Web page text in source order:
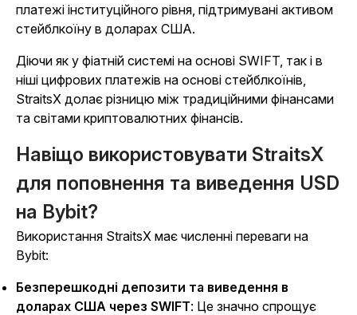
платежі інституційного рівня, підтримувані активом
стейблкоїну в доларах США.
Діючи як у фіатній системі на основі SWIFT, так і в
ніші цифрових платежів на основі стейблкоїнів,
StraitsX долає різницю між традиційними фінансами
та світами криптовалютних фінансів.
Навіщо використовувати StraitsX
для поповнення та виведення USD
на Bybit?
Використання StraitsX має численні переваги на
Bybit:
Безперешкодні депозити та виведення в
доларах США через SWIFT: Це значно спрощує